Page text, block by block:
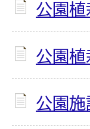
公園
公園
公園